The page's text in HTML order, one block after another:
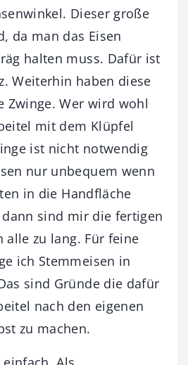
Dieser große
da man das Eisen
halten muss. Dafür ist
Weiterhin haben diese
Zwinge. Wer wird wohl
mit dem Klüpfel
ist nicht notwendig
nur unbequem wenn
in die Handfläche
sind mir die fertigen
alle zu lang. Für feine
ich Stemmeisen in
sind Gründe die dafür
nach den eigenen
zu machen.